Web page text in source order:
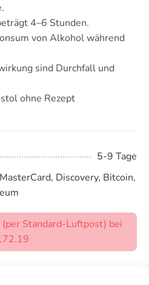
4–6 Stunden.
von Alkohol während
sind Durchfall und
ohne Rezept
5-9 Tage
Discovery, Bitcoin,
Standard-Luftpost) bei